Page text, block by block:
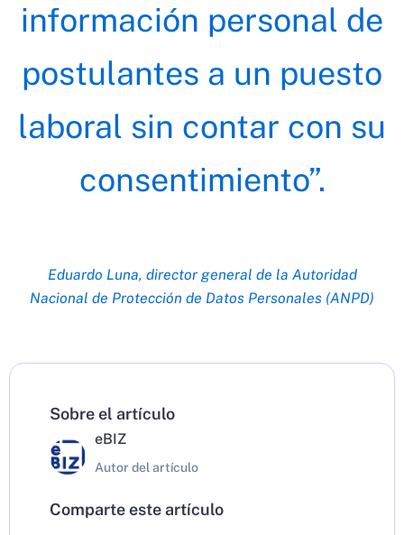
información personal de
postulantes a un puesto
laboral sin contar con su
consentimiento”.
Eduardo Luna, director general de la Autoridad
Nacional de Protección de Datos Personales (ANPD)
Sobre el artículo
eBIZ
Autor del artículo
Comparte este artículo